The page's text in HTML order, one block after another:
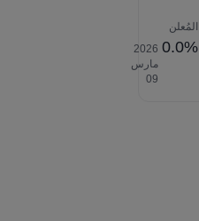
المُعلن
0.0%
2026‎
مارس
‎09